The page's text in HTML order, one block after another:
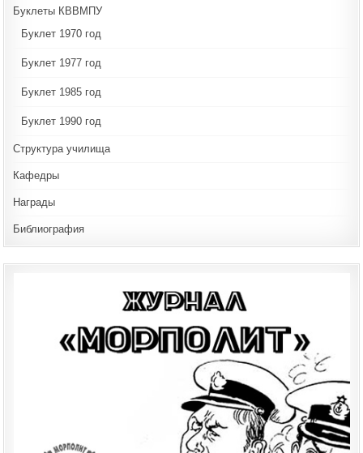
Буклеты КВВМПУ
Буклет 1970 год
Буклет 1977 год
Буклет 1985 год
Буклет 1990 год
Структура училища
Кафедры
Награды
Библиография